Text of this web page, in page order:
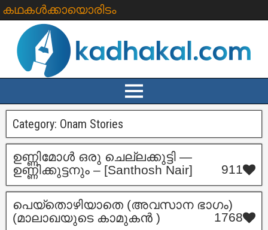
കഥകൾക്കായൊരിടം
Category: Onam Stories
ഉണ്ണിമോൾ ഒരു ചെല്ലക്കുട്ടി —
ഉണ്ണിക്കുട്ടനും – [Santhosh Nair]
911
പെയ്തൊഴിയാതെ (അവസാന ഭാഗം)
(മാലാഖയുടെ കാമുകൻ )
1768